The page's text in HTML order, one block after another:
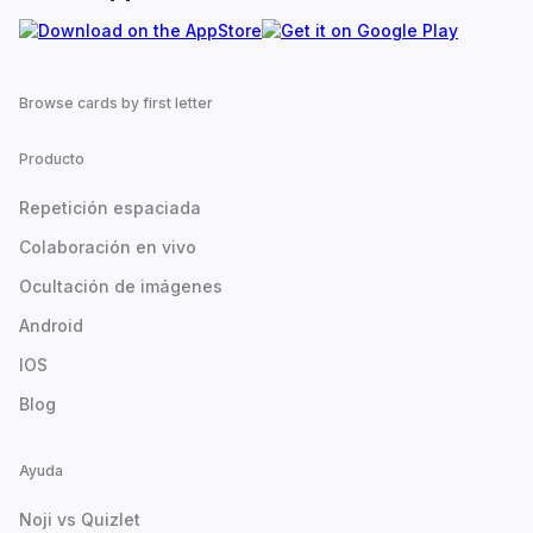
Browse cards by first letter
Producto
Repetición espaciada
Colaboración en vivo
Ocultación de imágenes
Android
IOS
Blog
Ayuda
Noji vs Quizlet